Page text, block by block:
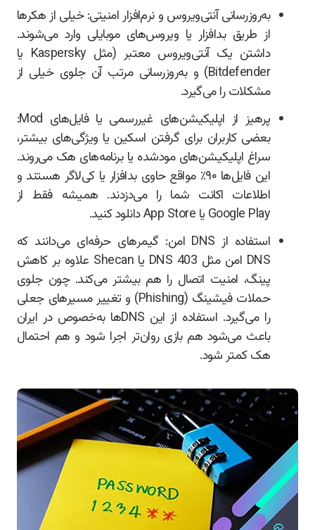
به‌روزرسانی آنتی‌ویروس و نرم‌افزار امنیتی: خیلی از هکرها
از طریق بدافزار یا ویروس‌های موبایلی وارد می‌شوند.
داشتن یک آنتی‌ویروس معتبر (مثل Kaspersky یا
Bitdefender) و به‌روزرسانی مرتب آن جلوی خیلی از
مشکلات را می‌گیرد.
پرهیز از اپلیکیشن‌های غیررسمی یا فایل‌های Mod:
بعضی کاربران برای گرفتن اسکین یا ویژگی‌های بیشتر،
سراغ اپلیکیشن‌های مودشده یا برنامه‌های هک می‌روند.
این فایل‌ها ۹۰٪ مواقع حاوی بدافزار یا کی‌لاگر هستند و
اطلاعات اکانت شما را می‌دزدند. همیشه فقط از
Google Play یا App Store دانلود کنید.
استفاده از DNS امن: گیمرهای حرفه‌ای می‌دانند که
DNS امن مثل DNS 403 یا Shecan علاوه بر کاهش
پینگ، امنیت اتصال را هم بیشتر می‌کند. چون جلوی
حملات فیشینگ (Phishing) و تغییر مسیرهای جعلی
را می‌گیرد. استفاده از این DNSها به‌خصوص در ایران
باعث می‌شود هم بازی روان‌تر اجرا شود و هم احتمال
هک کمتر شود.